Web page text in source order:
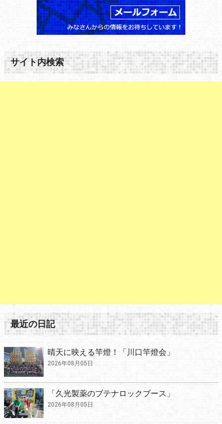
サイト内検索
最近の日記
晴天に映える竿燈！「川口竿燈会」
2026年08月05日
「久光製薬のブテナロックブース」
2026年08月05日